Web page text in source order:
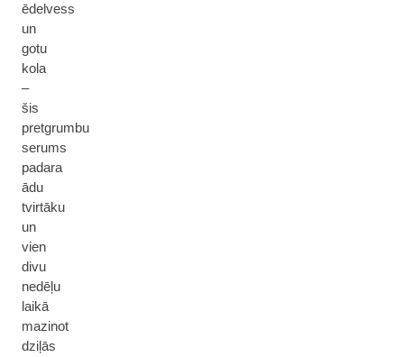
ēdelvess
un
gotu
kola
–
šis
pretgrumbu
serums
padara
ādu
tvirtāku
un
vien
divu
nedēļu
laikā
mazinot
dziļās